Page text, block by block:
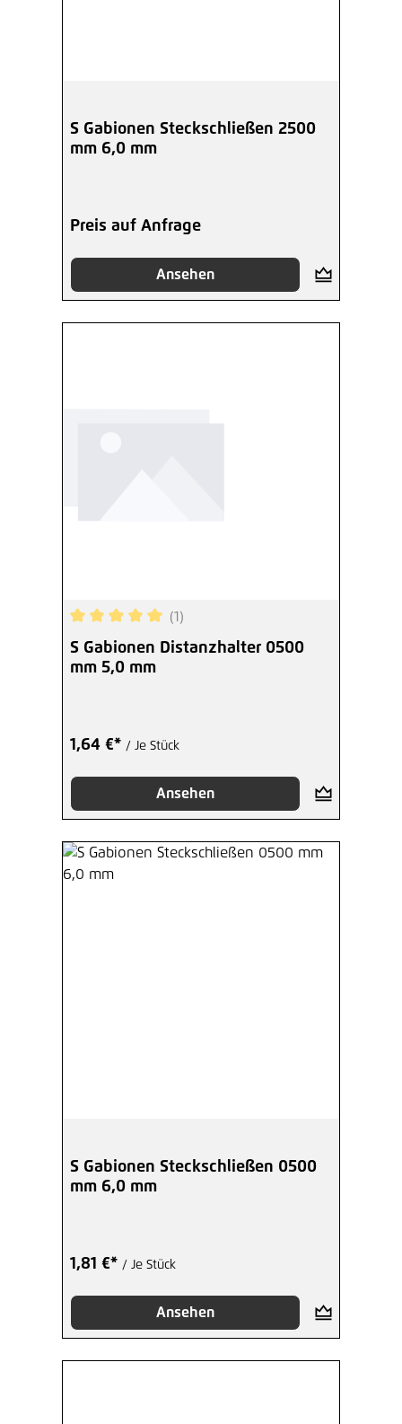
S Gabionen Steckschließen 2500
mm 6,0 mm
Preis auf Anfrage
Ansehen
Durchschnittliche Bewertung von 5 von 5
(1)
S Gabionen Distanzhalter 0500
mm 5,0 mm
1,64 €* / Je Stück
Ansehen
S Gabionen Steckschließen 0500
mm 6,0 mm
1,81 €* / Je Stück
Ansehen